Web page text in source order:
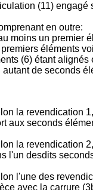
(11)
en outre:
moins un premier
éléments
(6) étant
autant de seconds
la revendication
aux seconds
la revendication
l'un desdits
l'une des
avec la carrure